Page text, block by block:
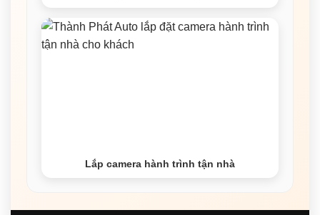
Lắp camera hành trình tận nhà